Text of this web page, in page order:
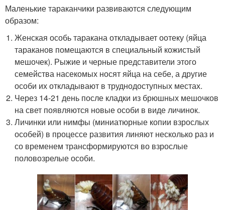
Маленькие тараканчики развиваются следующим
образом:
Женская особь таракана откладывает оотеку (яйца
тараканов помещаются в специальный кожистый
мешочек). Рыжие и черные представители этого
семейства насекомых носят яйца на себе, а другие
особи их откладывают в труднодоступных местах.
Через 14-21 день после кладки из брюшных мешочков
на свет появляются новые особи в виде личинок.
Личинки или нимфы (миниатюрные копии взрослых
особей) в процессе развития линяют несколько раз и
со временем трансформируются во взрослые
половозрелые особи.